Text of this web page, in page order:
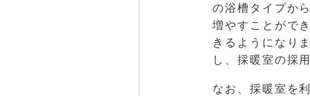
の浴槽タイプか
増やすことがで
きるようになり
し、採暖室の採
なお、採暖室を